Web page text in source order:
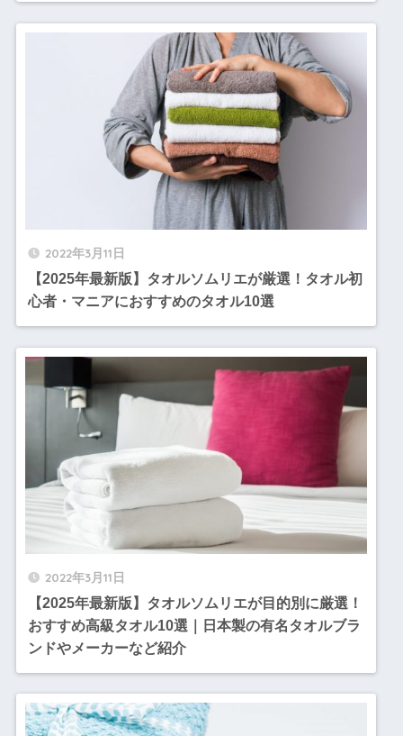
2022年3月11日
【2025年最新版】タオルソムリエが厳選！タオル初
心者・マニアにおすすめのタオル10選
2022年3月11日
【2025年最新版】タオルソムリエが目的別に厳選！
おすすめ高級タオル10選｜日本製の有名タオルブラ
ンドやメーカーなど紹介